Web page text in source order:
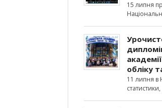
15 липня
обліку
11 липня в